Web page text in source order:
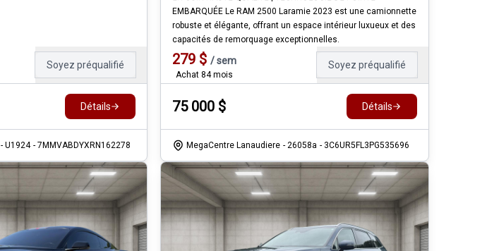
Soyez préqualifié
Détails
- U1924 - 7MMVABDYXRN162278
EMBARQUÉE Le RAM 2500 Laramie 2023 est une camionnette
robuste et élégante, offrant un espace intérieur luxueux et des
capacités de remorquage exceptionnelles.
279$ / sem
Achat 84 mois
Soyez préqualifié
75 000$ Détails
MegaCentre Lanaudiere - 26058a - 3C6UR5FL3PG535696